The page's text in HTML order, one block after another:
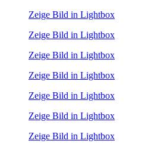
Zeige Bild in Lightbox
Zeige Bild in Lightbox
Zeige Bild in Lightbox
Zeige Bild in Lightbox
Zeige Bild in Lightbox
Zeige Bild in Lightbox
Zeige Bild in Lightbox